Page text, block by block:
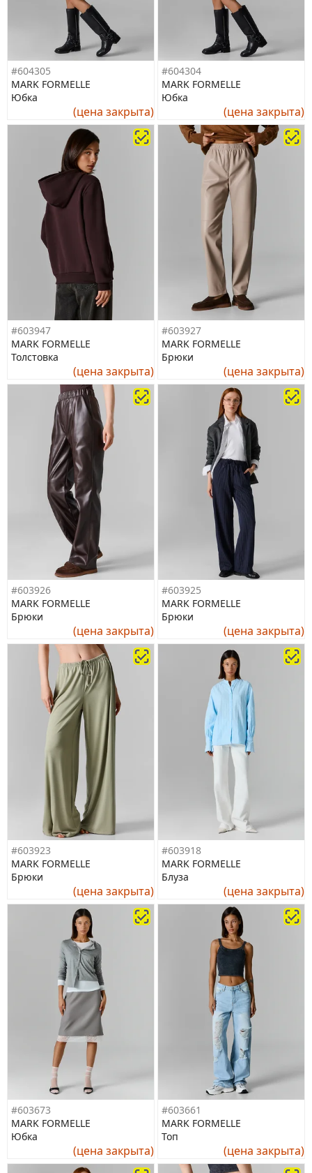
#604305
MARK FORMELLE
Юбка
(цена закрыта)
#604304
MARK FORMELLE
Юбка
(цена закрыта)
#603947
MARK FORMELLE
Толстовка
(цена закрыта)
#603927
MARK FORMELLE
Брюки
(цена закрыта)
#603926
MARK FORMELLE
Брюки
(цена закрыта)
#603925
MARK FORMELLE
Брюки
(цена закрыта)
#603923
MARK FORMELLE
Брюки
(цена закрыта)
#603918
MARK FORMELLE
Блуза
(цена закрыта)
#603673
MARK FORMELLE
Юбка
(цена закрыта)
#603661
MARK FORMELLE
Топ
(цена закрыта)